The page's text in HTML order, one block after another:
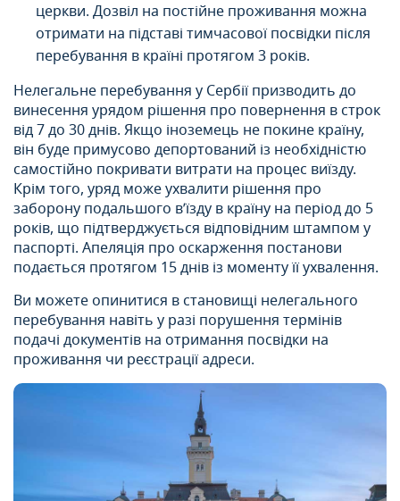
церкви. Дозвіл на постійне проживання можна
отримати на підставі тимчасової посвідки після
перебування в країні протягом 3 років.
Нелегальне перебування у Сербії призводить до
винесення урядом рішення про повернення в строк
від 7 до 30 днів. Якщо іноземець не покине країну,
він буде примусово депортований із необхідністю
самостійно покривати витрати на процес виїзду.
Крім того, уряд може ухвалити рішення про
заборону подальшого в’їзду в країну на період до 5
років, що підтверджується відповідним штампом у
паспорті. Апеляція про оскарження постанови
подається протягом 15 днів із моменту її ухвалення.
Ви можете опинитися в становищі нелегального
перебування навіть у разі порушення термінів
подачі документів на отримання посвідки на
проживання чи реєстрації адреси.